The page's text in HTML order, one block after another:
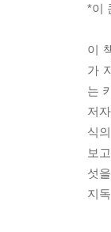
*이
이
가
는
저
식
보
섯
지